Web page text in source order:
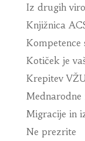
Iz drugih
Knjižnica
Kompetence
Kotiček je
Krepitev
Mednarodne
Migracije in
Ne prezrite